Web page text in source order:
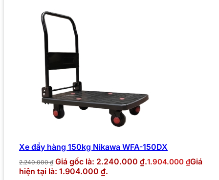
Xe đẩy hàng 150kg Nikawa WFA-150DX
2.240.000₫ Giá gốc là: 2.240.000 ₫.1.904.000 ₫Giá
hiện tại là: 1.904.000 ₫.